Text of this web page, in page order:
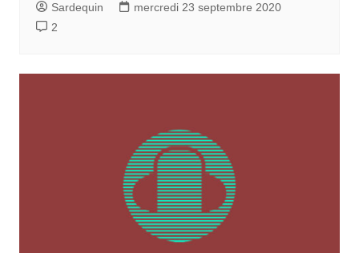
Sardequin
mercredi 23 septembre 2020
2